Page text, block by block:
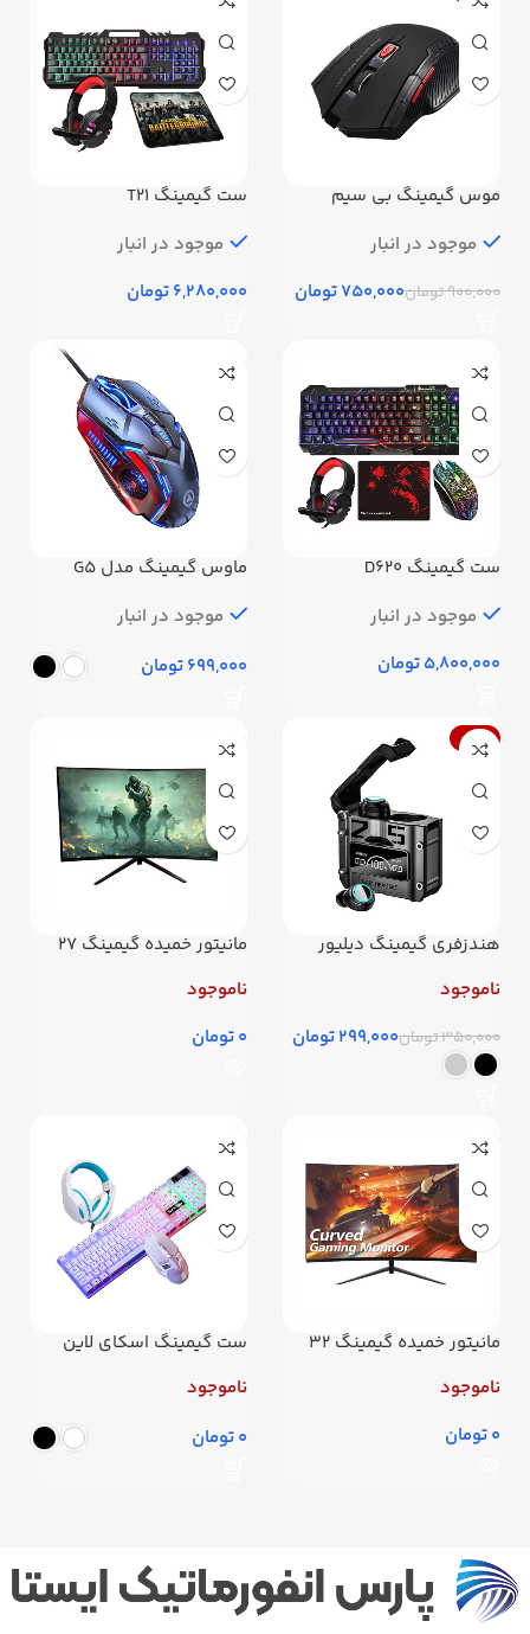
موس گیمینگ بی سیم
CHANGER 113
موجود در انبار
900,000تومان750,000تومان
ست گیمینگ T21
موجود در انبار
تومان
ست گیمینگ D620
موجود در انبار
تومان
ماوس گیمینگ مدل G5
موجود در انبار
تومان
-15%
هندزفری گیمینگ دیلیور
ناموجود
350,000تومان299,000تومان
مانیتور خمیده گیمینگ 27
ناموجود
تومان
مانیتور خمیده گیمینگ 32
ناموجود
تومان
ست گیمینگ اسکای لاین
ناموجود
تومان